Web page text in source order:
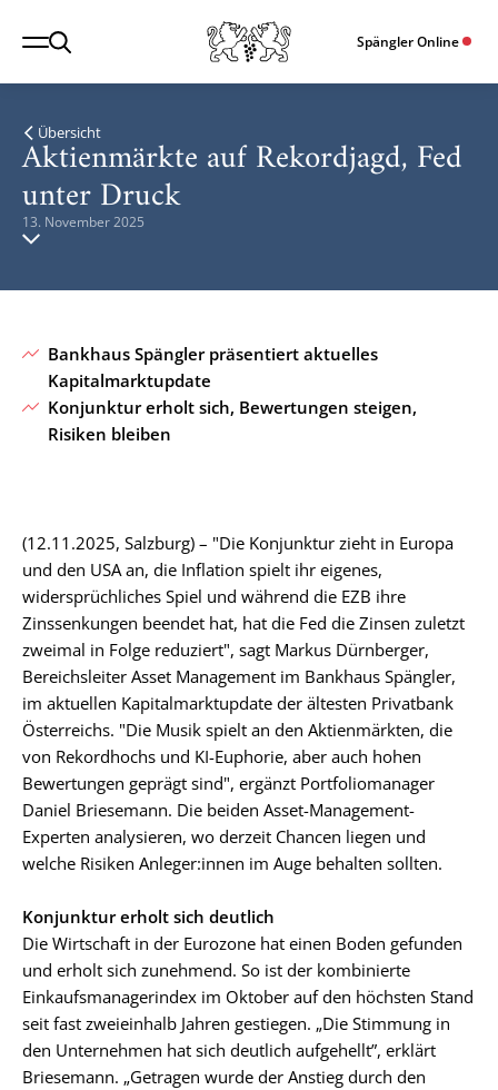
Spängler Online
Übersicht
Aktienmärkte auf Rekordjagd, Fed
unter Druck
13. November 2025
Bankhaus Spängler präsentiert aktuelles
Kapitalmarktupdate
Konjunktur erholt sich, Bewertungen steigen,
Risiken bleiben
(12.11.2025, Salzburg) – "Die Konjunktur zieht in Europa
und den USA an, die Inflation spielt ihr eigenes,
widersprüchliches Spiel und während die EZB ihre
Zinssenkungen beendet hat, hat die Fed die Zinsen zuletzt
zweimal in Folge reduziert", sagt Markus Dürnberger,
Bereichsleiter Asset Management im Bankhaus Spängler,
im aktuellen Kapitalmarktupdate der ältesten Privatbank
Österreichs. "Die Musik spielt an den Aktienmärkten, die
von Rekordhochs und KI-Euphorie, aber auch hohen
Bewertungen geprägt sind", ergänzt Portfoliomanager
Daniel Briesemann. Die beiden Asset-Management-
Experten analysieren, wo derzeit Chancen liegen und
welche Risiken Anleger:innen im Auge behalten sollten.
Konjunktur erholt sich deutlich
Die Wirtschaft in der Eurozone hat einen Boden gefunden
und erholt sich zunehmend. So ist der kombinierte
Einkaufsmanagerindex im Oktober auf den höchsten Stand
seit fast zweieinhalb Jahren gestiegen. „Die Stimmung in
den Unternehmen hat sich deutlich aufgehellt”, erklärt
Briesemann. „Getragen wurde der Anstieg durch den